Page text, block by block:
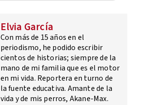
Elvia García
Con más de 15 años en el
periodismo, he podido escribir
cientos de historias; siempre de la
mano de mi familia que es el motor
en mi vida. Reportera en turno de
la fuente educativa. Amante de la
vida y de mis perros, Akane-Max.